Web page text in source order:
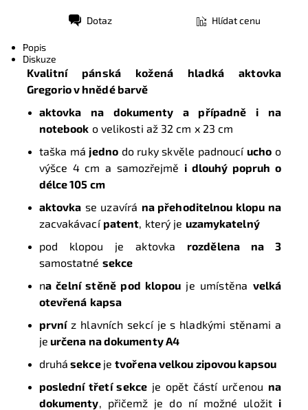
Dotaz Hlídat cenu
Popis
Diskuze
Kvalitní pánská kožená hladká aktovka
Gregoriov hnědé barvě
aktovka na dokumenty a případně i na
notebook o velikosti až 32 cm x 23 cm
taška má jednodo ruky skvěle padnoucí ucho o
výšce 4 cm a samozřejmě i dlouhý popruh o
délce 105 cm
aktovka se uzavírá na přehoditelnou klopu na
zacvakávací patent , který je uzamykatelný
pod klopou je aktovka rozdělena na 3
samostatné sekce
na čelní stěně pod klopouje umístěna velká
otevřená kapsa
prvníz hlavních sekcí je s hladkými stěnami a
je určena na dokumenty A4
druhá sekce jetvořena velkou zipovou kapsou
poslední třetí sekce je opět částí určenou na
dokumenty , přičemž je do ní možné uložit i